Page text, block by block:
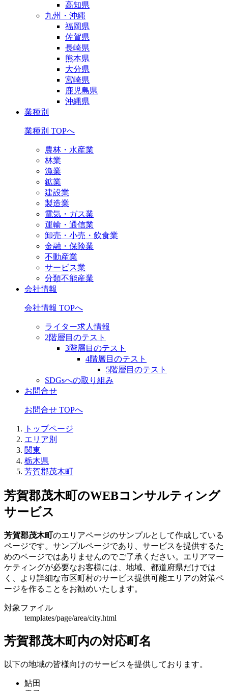
高知県
九州・沖縄
福岡県
佐賀県
長崎県
熊本県
大分県
宮崎県
鹿児島県
沖縄県
業種別
業種別 TOPへ
農林・水産業
林業
漁業
鉱業
建設業
製造業
電気・ガス業
運輸・通信業
卸売・小売・飲食業
金融・保険業
不動産業
サービス業
分類不能産業
会社情報
会社情報 TOPへ
ライター求人情報
2階層目のテスト
3階層目のテスト
4階層目のテスト
5階層目のテスト
SDGsへの取り組み
お問合せ
お問合せ TOPへ
トップページ
エリア別
関東
栃木県
芳賀郡茂木町
芳賀郡茂木町のWEBコンサルティング
サービス
芳賀郡茂木町のエリアページのサンプルとして作成している
ページです。サンプルページであり、サービスを提供するた
めのページではありませんのでご了承ください。エリアマー
ケティングが必要なお客様には、地域、都道府県だけでは
く、より詳細な市区町村のサービス提供可能エリアの対策ペ
ージを作ることをお勧めいたします。
対象ファイル
templates/page/area/city.html
芳賀郡茂木町内の対応町名
以下の地域の皆様向けのサービスを提供しております。
鮎田